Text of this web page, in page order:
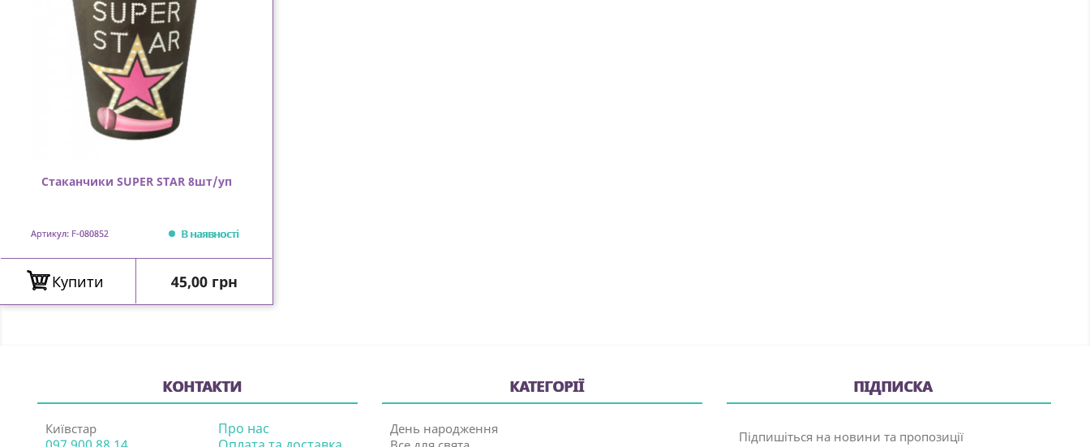
Стаканчики SUPER STAR 8шт/уп
Артикул: F-080852 В наявності
Купити Ціна
45,00 грн
КОНТАКТИ
Київстар
Про нас
КАТЕГОРІЇ
День народження
ПІДПИСКА
Підпишіться на новини та пропозиції